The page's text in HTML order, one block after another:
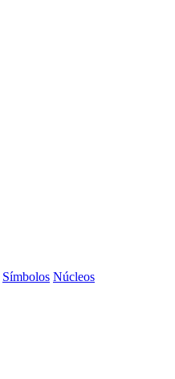
Símbolos Núcleos